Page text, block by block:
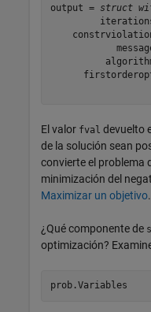
output = struct
El valor fval devuelto
de la solución sean
convierte el problema
minimización del
Maximizar un objetivo.
¿Qué componente de
optimización?
prob.Variables